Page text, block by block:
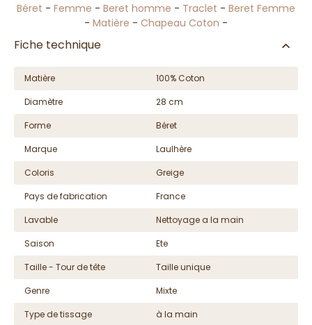
Béret - Femme - Beret homme - Traclet - Beret Femme
- Matière - Chapeau Coton -
Fiche technique
Matière
100% Coton
Diamètre
28 cm
Forme
Béret
Marque
Laulhère
Coloris
Greige
Pays de fabrication
France
Lavable
Nettoyage a la main
Saison
Ete
Taille - Tour de tête
Taille unique
Genre
Mixte
Type de tissage
à la main